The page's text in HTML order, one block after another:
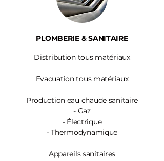
PLOMBERIE & SANITAIRE
Distribution tous matériaux
Evacuation tous matériaux
Production eau chaude sanitaire
- Gaz
- Électrique
- Thermodynamique
Appareils sanitaires